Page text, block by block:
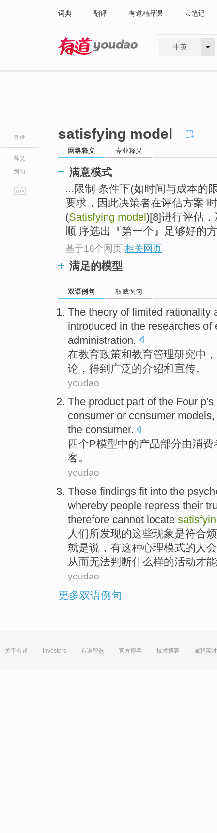
词典 翻译 有道精品课 云笔记
中英
目录
释义
例句
satisfying model
网络释义 专业释义
满意模式
...限制 条件下(如时间与成本的
要求，因此决策者在评估方案
(Satisfying model )[8]进行评估
顺 序选出『第一个』足够好的
基于16个网页-相关网页
满足的模型
双语例句 权威例句
The theory of limited rationality
introduced in the researches of
administration.
在教育政策和教育管理研究中 ，
论 ， 得到 广泛的介绍和宣传。
youdao
The product part ofthe Four p's
consumer or consumer
the consumer.
四个P模型中的产品部分由消费
客。
youdao
These findings fit into the
whereby people repress their
therefore cannot locate
人们所发现的这些现象是符合
就是说，有这种心理模式的 人
从而无法判断什么样的活动才能
youdao
更多双语例句
关于有道 Investors 有道智选 官方博客 技术博客 诚聘英才